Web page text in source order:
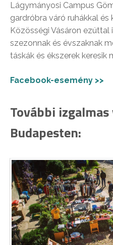
Lágymányosi Campus
gardróbra váró ruhákkal és
Közösségi Vásáron ezúttal
szezonnak és évszaknak
táskák és ékszerek keresik
Facebook-esemény >>
További
Budapesten: